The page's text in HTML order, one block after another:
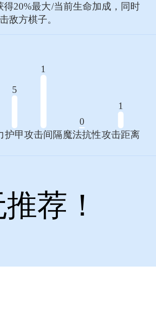
得20%最大/当前生命加成，同时
敌方棋子。
5
护甲
1
攻击间隔
0
魔法抗性
1
攻击距离
荐！